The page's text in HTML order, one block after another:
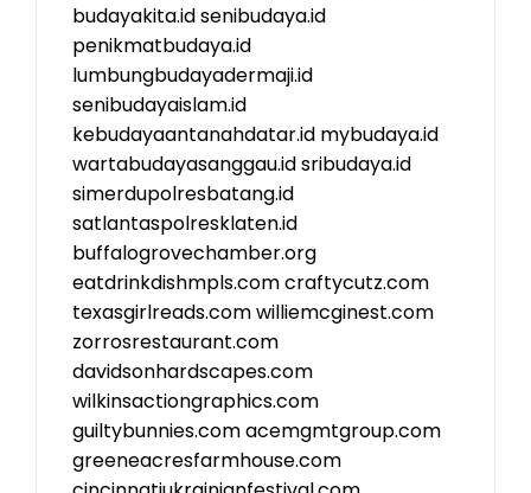
budayakita.idsenibudaya.id
penikmatbudaya.id
lumbungbudayadermaji.id
senibudayaislam.id
kebudayaantanahdatar.id mybudaya.id
wartabudayasanggau.idsribudaya.id
simerdupolresbatang.id
satlantaspolresklaten.id
buffalogrovechamber.org
eatdrinkdishmpls.comcraftycutz.com
texasgirlreads.comwilliemcginest.com
zorrosrestaurant.com
davidsonhardscapes.com
wilkinsactiongraphics.com
guiltybunnies.comacemgmtgroup.com
greeneacresfarmhouse.com